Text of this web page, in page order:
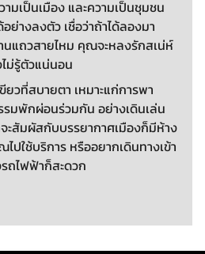
มเป็นเมือง และความเป็นชุมชน
ย่างลงตัว เชื่อว่าถ้าได้ลองมา
แถวสายไหม คุณจะหลงรักสเน่ห์
ม่รู้ตัวแน่นอน
วที่สบายตา เหมาะแก่การพา
มพักผ่อนร่วมกัน อย่างเดินเล่น
ะสัมผัสกับบรรยากาศเมืองก็มีห้าง
ปใช้บริการ หรืออยากเดินทางเข้า
ถไฟฟ้าก็สะดวก